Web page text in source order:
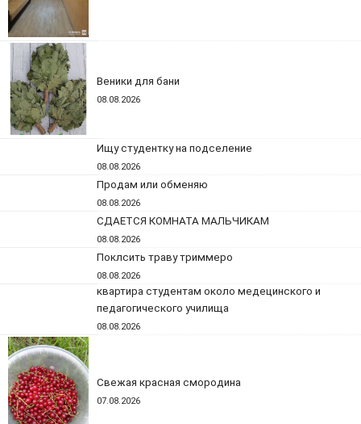
Веники для бани
08.08.2026
Ищу студентку на подселение
08.08.2026
Продам или обменяю
08.08.2026
СДАЕТСЯ КОМНАТА МАЛЬЧИКАМ
08.08.2026
Поклсить траву триммеро
08.08.2026
квартира студентам около медецинского и
педагогического училища
08.08.2026
Свежая красная смородина
07.08.2026